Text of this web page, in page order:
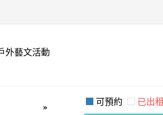
外藝文活動
»
可預約 已出租